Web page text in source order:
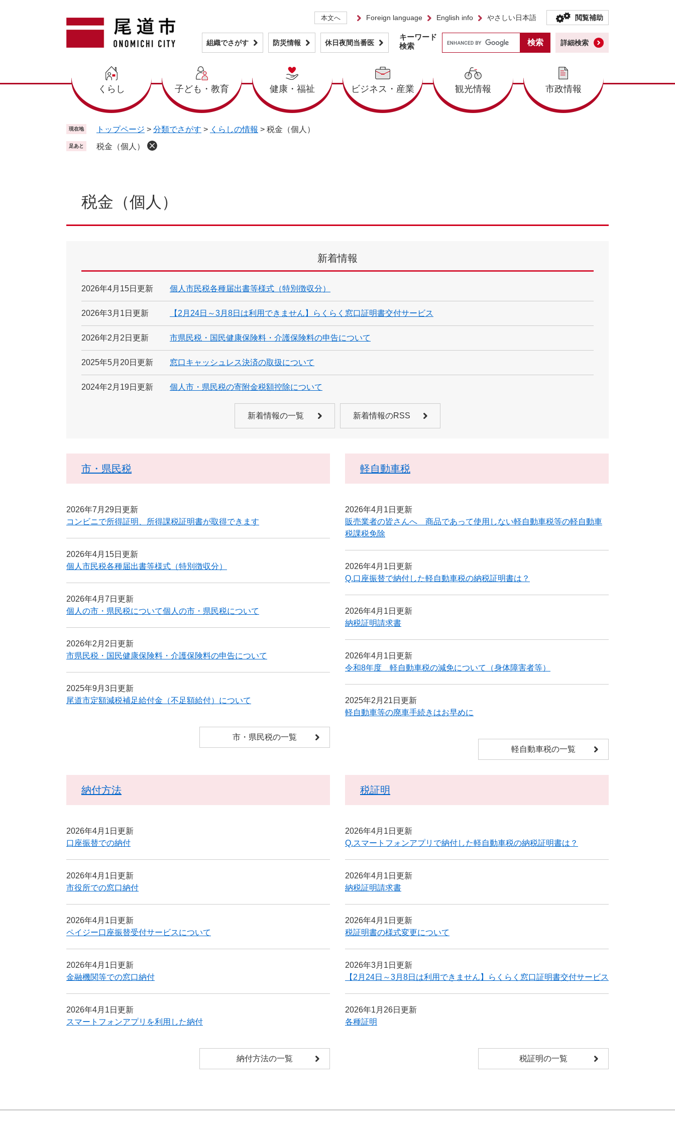
本文へ Foreign language English info やさしい日本語 閲覧補助
組織でさがす 防災情報 休日夜間当番医
くらし 子ども・教育 健康・福祉 ビジネス・産業 観光情報 市政情報
キーワード
検索
詳細検索
現在地 トップページ > 分類でさがす > くらしの情報 > 税金（個人）
足あと 税金（個人）
税金（個人）
新着情報
2026年4月15日更新 個人市民税各種届出書等様式（特別徴収分）
2026年3月1日更新 【2月24日～3月8日は利用できません】らくらく窓口証明書交付サービス
2026年2月2日更新 市県民税・国民健康保険料・介護保険料の申告について
2025年5月20日更新 窓口キャッシュレス決済の取扱について
2024年2月19日更新 個人市・県民税の寄附金税額控除について
新着情報の一覧 新着情報のRSS
市・県民税
2026年7月29日更新
コンビニで所得証明、所得課税証明書が取得できます
2026年4月15日更新
個人市民税各種届出書等様式（特別徴収分）
2026年4月7日更新
個人の市・県民税について個人の市・県民税について
2026年2月2日更新
市県民税・国民健康保険料・介護保険料の申告について
2025年9月3日更新
尾道市定額減税補足給付金（不足額給付）について
市・県民税の一覧
軽自動車税
2026年4月1日更新
販売業者の皆さんへ 商品であって使用しない軽自動車税等の軽自動車
税課税免除
2026年4月1日更新
Q.口座振替で納付した軽自動車税の納税証明書は？
2026年4月1日更新
納税証明請求書
2026年4月1日更新
令和8年度 軽自動車税の減免について（身体障害者等）
2025年2月21日更新
軽自動車等の廃車手続きはお早めに
軽自動車税の一覧
納付方法
2026年4月1日更新
口座振替での納付
2026年4月1日更新
市役所での窓口納付
2026年4月1日更新
ペイジー口座振替受付サービスについて
2026年4月1日更新
金融機関等での窓口納付
2026年4月1日更新
スマートフォンアプリを利用した納付
納付方法の一覧
税証明
2026年4月1日更新
Q.スマートフォンアプリで納付した軽自動車税の納税証明書は？
2026年4月1日更新
納税証明請求書
2026年4月1日更新
税証明書の様式変更について
2026年3月1日更新
【2月24日～3月8日は利用できません】らくらく窓口証明書交付サービス
2026年1月26日更新
各種証明
税証明の一覧